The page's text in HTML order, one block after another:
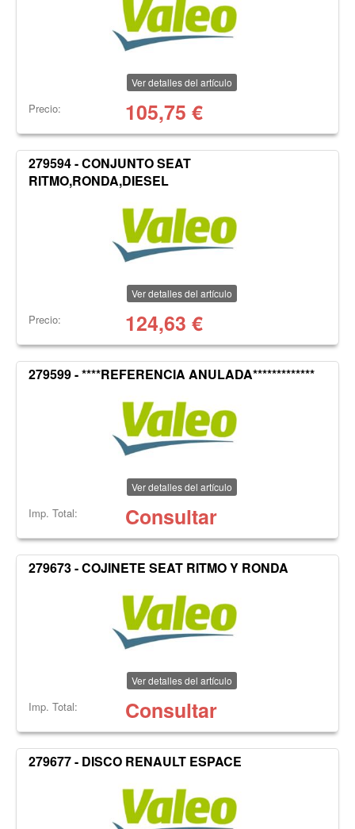
Ver detalles del artículo
Precio: 105,75 €
279594 - CONJUNTO SEAT
RITMO,RONDA,DIESEL
Ver detalles del artículo
Precio: 124,63 €
279599 - ****REFERENCIA ANULADA*************
Ver detalles del artículo
Imp. Total: Consultar
279673 - COJINETE SEAT RITMO Y RONDA
Ver detalles del artículo
Imp. Total: Consultar
279677 - DISCO RENAULT ESPACE